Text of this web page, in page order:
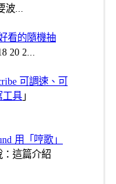
...
看的隨機抽
20 2...
可調速、可
工具 」
用「哼歌」
：這篇介紹